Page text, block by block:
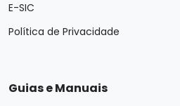
E-SIC
Política de Privacidade
Guias e Manuais